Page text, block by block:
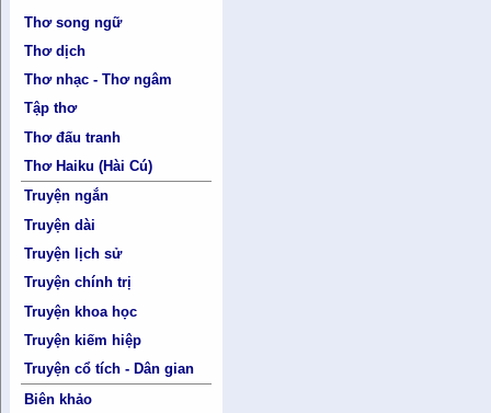
Thơ song ngữ
Thơ dịch
Thơ nhạc - Thơ ngâm
Tập thơ
Thơ đấu tranh
Thơ Haiku (Hài Cú)
Truyện ngắn
Truyện dài
Truyện lịch sử
Truyện chính trị
Truyện khoa học
Truyện kiếm hiệp
Truyện cổ tích - Dân gian
Biên khảo